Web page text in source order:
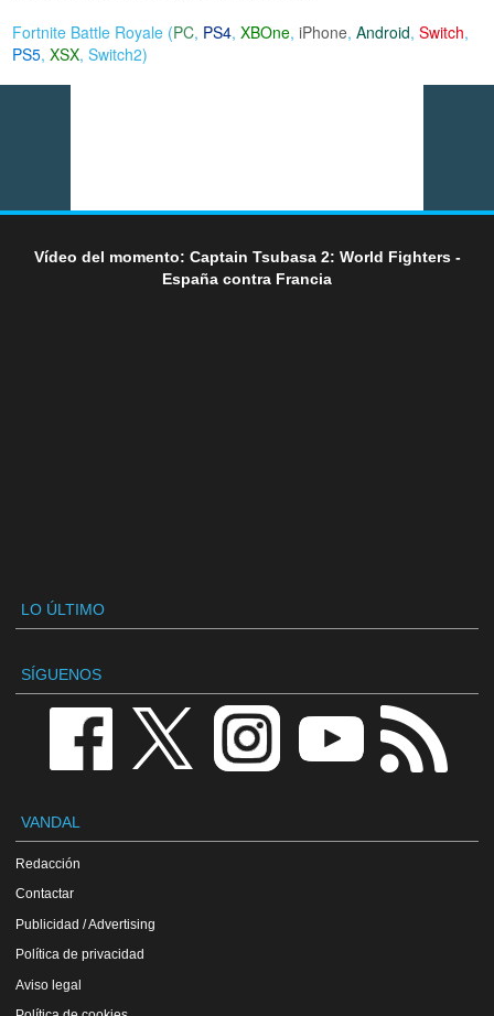
Fortnite Battle Royale (PC, PS4,XBOne,iPhone,Android,Switch,
PS5,XSX,Switch2)
Vídeo del momento: Captain Tsubasa 2: World Fighters -
España contra Francia
LO ÚLTIMO
SÍGUENOS
VANDAL
Redacción
Contactar
Publicidad / Advertising
Política de privacidad
Aviso legal